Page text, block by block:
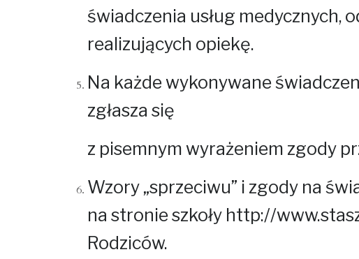
świadczenia usług medycznych,
realizujących opiekę.
Na każde wykonywane
zgłasza się
z pisemnym wyrażeniem zgody
Wzory „sprzeciwu” i zgody na
na stronie szkoły http://
Rodziców.